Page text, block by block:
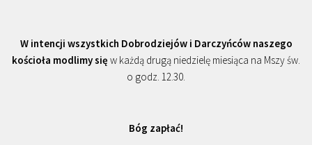
W intencji wszystkich Dobrodziejów i Darczyńców naszego
kościoła modlimy się w każdą drugą niedzielę miesiąca na Mszy św.
o godz. 12.30.
Bóg zapłać!